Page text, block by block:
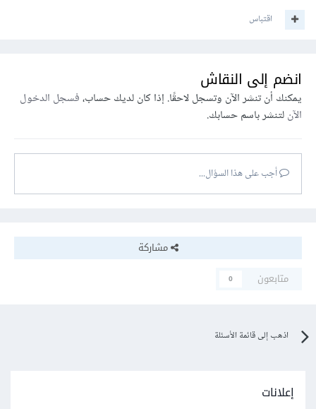
اقتباس
انضم إلى النقاش
يمكنك أن تنشر الآن وتسجل لاحقًا. إذا كان لديك حساب،فسجل الدخول
الآنلتنشر باسم حسابك.
أجب على هذا السؤال...
مشاركة
متابعون
0
اذهب إلى قائمة الأسئلة
إعلانات